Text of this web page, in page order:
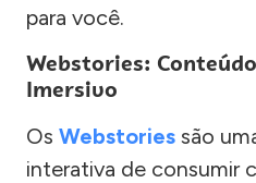
para você.
Webstories:
Imersivo
Os Webstories são
interativa de consumir